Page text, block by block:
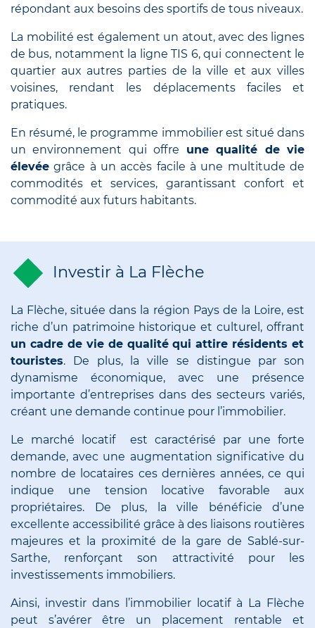
répondant aux besoins des sportifs de tous niveaux.
La mobilité est également un atout, avec des lignes
de bus, notamment la ligne TIS 6, qui connectent le
quartier aux autres parties de la ville et aux villes
voisines, rendant les déplacements faciles et
pratiques.
En résumé, le programme immobilier est situé dans
un environnement qui offre une qualité de vie
élevée grâce à un accès facile à une multitude de
commodités et services, garantissant confort et
commodité aux futurs habitants.
Investir à La Flèche
La Flèche, située dans la région Pays de la Loire, est
riche d’un patrimoine historique et culturel, offrant
un cadre de vie de qualité qui attire résidents et
touristes. De plus, la ville se distingue par son
dynamisme économique, avec une présence
importante d’entreprises dans des secteurs variés,
créant une demande continue pour l’immobilier.
Le marché locatif est caractérisé par une forte
demande, avec une augmentation significative du
nombre de locataires ces dernières années, ce qui
indique une tension locative favorable aux
propriétaires. De plus, la ville bénéficie d’une
excellente accessibilité grâce à des liaisons routières
majeures et la proximité de la gare de Sablé-sur-
Sarthe, renforçant son attractivité pour les
investissements immobiliers.
Ainsi, investir dans l’immobilier locatif à La Flèche
peut s’avérer être un placement rentable et